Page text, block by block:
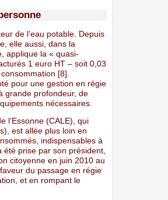
de l’eau potable. Depuis
elle aussi, dans la
applique la « quasi-
1 euro HT – soit 0,03
[8].
pour une gestion en régie
grande profondeur, de
nécessaires.
l’Essonne (CALE), qui
est allée plus loin en
indispensables à
été prise par son président,
citoyenne en juin 2010 au
du passage en régie
et en rompant le